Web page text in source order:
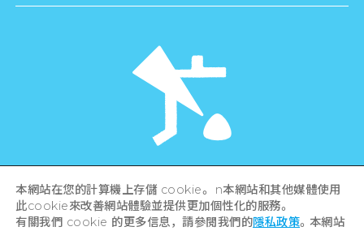
Hiroshima Prefecture / Hiroshima City .
All rights reserved
本網站在您的計算機上存儲 cookie。 n本網站和其他媒體使用
此cookie來改善網站體驗並提供更加個性化的服務。
有關我們 cookie 的更多信息，請參閱我們的隱私政策。本網站